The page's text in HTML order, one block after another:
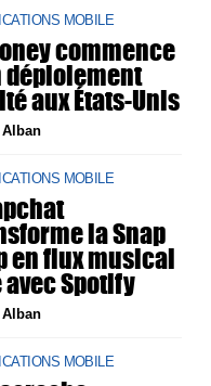
MOBILE
commence
déploiement
aux États-Unis
Alban
MOBILE
la Snap
en flux musical
Spotify
Alban
MOBILE